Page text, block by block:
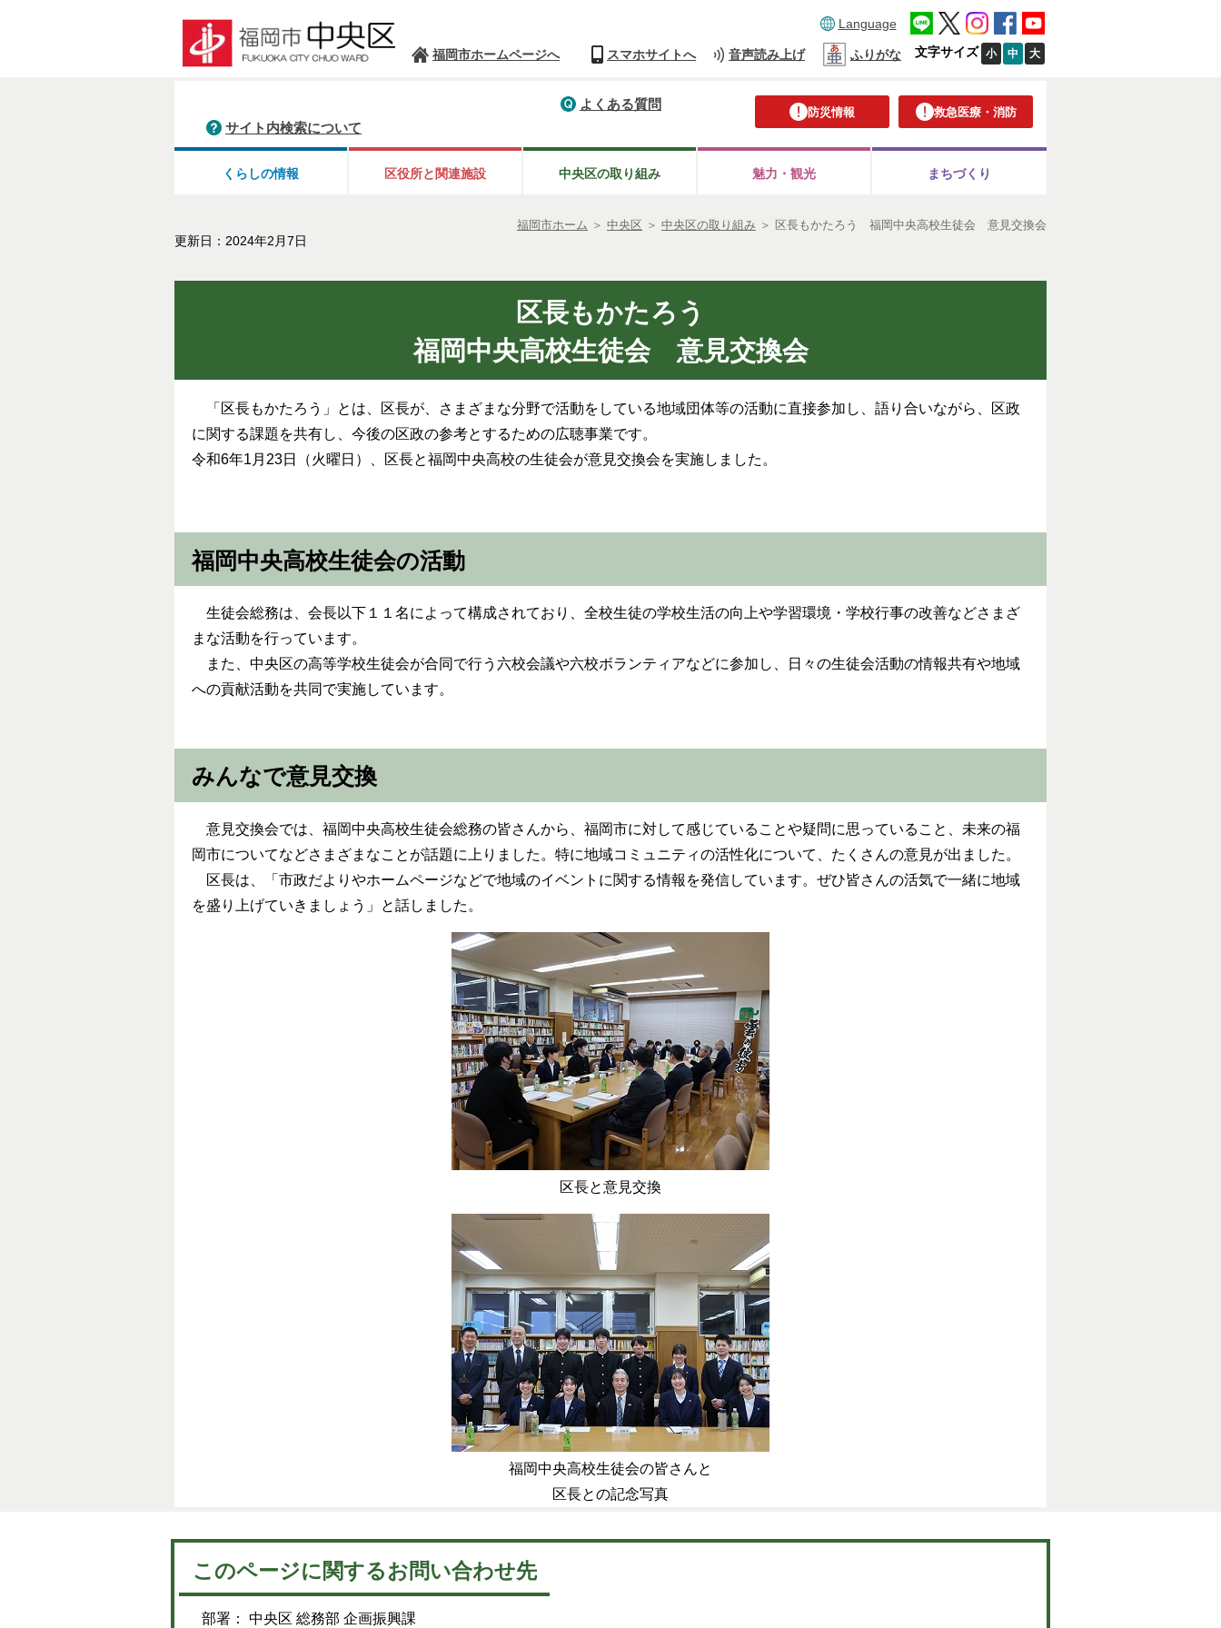
Language
福岡市ホームページへ スマホサイトへ 音声読み上げ ふりがな 文字サイズ 小 中 大
防災情報 救急医療・消防
よくある質問
サイト内検索について
くらしの情報 区役所と 関連施設 中央区の取り組み 魅力・観光 まちづくり
福岡市ホーム ＞ 中央区 ＞ 中央区の取り組み ＞ 区長もかたろう 福岡中央高校生徒会 意見交換会
更新日：2024年2月7日
区長もかたろう
福岡中央高校生徒会 意見交換会
「区長もかたろう」とは、区長が、さまざまな分野で活動をしている地域団体等の活動に直接参加し、語り合いながら、区政
に関する課題を共有し、今後の区政の参考とするための広聴事業です。
令和6年1月23日（火曜日）、区長と福岡中央高校の生徒会が意見交換会を実施しました。
福岡中央高校生徒会の活動
生徒会総務は、会長以下１１名によって構成されており、全校生徒の学校生活の向上や学習環境・学校行事の改善などさまざ
まな活動を行っています。
また、中央区の高等学校生徒会が合同で行う六校会議や六校ボランティアなどに参加し、日々の生徒会活動の情報共有や地域
への貢献活動を共同で実施しています。
みんなで意見交換
意見交換会では、福岡中央高校生徒会総務の皆さんから、福岡市に対して感じていることや疑問に思っていること、未来の福
岡市についてなどさまざまなことが話題に上りました。特に地域コミュニティの活性化について、たくさんの意見が出ました。
区長は、「市政だよりやホームページなどで地域のイベントに関する情報を発信しています。ぜひ皆さんの活気で一緒に地域
を盛り上げていきましょう」と話しました。
区長と意見交換
福岡中央高校生徒会の皆さんと
区長との記念写真
このページに関するお問い合わせ先
部署： 中央区 総務部 企画振興課